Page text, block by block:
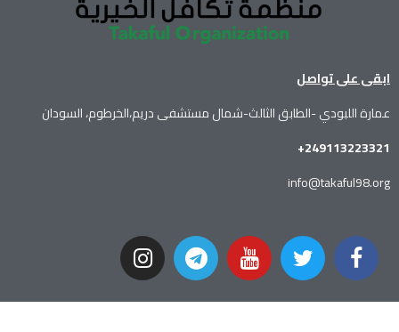
ابقى على تواصل
عمارة اللبودي -الطابق الثالث-شمال مستشفى دريم،الخرطوم، السودان
249113223321+
info@takaful98.org